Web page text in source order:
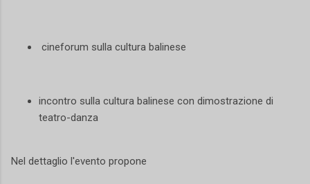
cineforum sulla cultura balinese
incontro sulla cultura balinese con dimostrazione di
teatro-danza
Nel dettaglio l'evento propone